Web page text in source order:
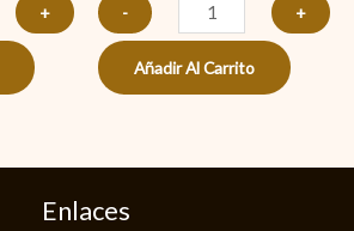
+
-
+
Añadir Al Carrito
Enlaces